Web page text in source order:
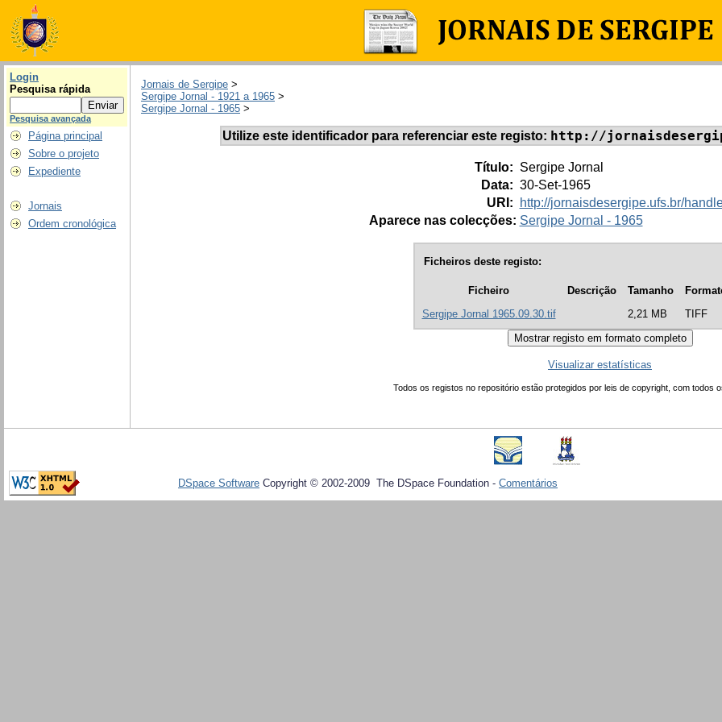
Login
Pesquisa rápida
Pesquisa avançada
Página principal
Sobre o projeto
Expediente
Jornais
Ordem cronológica
Jornais de Sergipe >
Sergipe Jornal - 1921 a 1965 >
Sergipe Jornal - 1965 >
Utilize este identificador para referenciar este registo: http://
Título: Sergipe Jornal
Data: 30-Set-1965
URI:
http://jornaisdesergipe.ufs.br/
Aparece nas colecções: Sergipe Jornal - 1965
Ficheiros deste registo:
Ficheiro Descrição Tamanho
Sergipe Jornal 1965.09.30.tif
2,21 MB TIFF
Visualizar estatísticas
Todos os registos no repositório estão protegidos por leis de copyright, com todos
DSpace Software Copyright © 2002-2009 The DSpace Foundation - Comentários